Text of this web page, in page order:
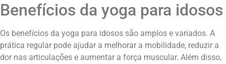
Benefícios da yoga para idosos
Os benefícios da yoga para idosos são amplos e variados. A
prática regular pode ajudar a melhorar a mobilidade, reduzir a
dor nas articulações e aumentar a força muscular. Além disso,